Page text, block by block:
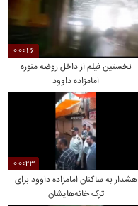
00:16
نخستین فیلم از داخل روضه منوره
امامزاده داوود
00:23
هشدار به ساکنان امامزاده داوود برای
ترک خانه‌هایشان